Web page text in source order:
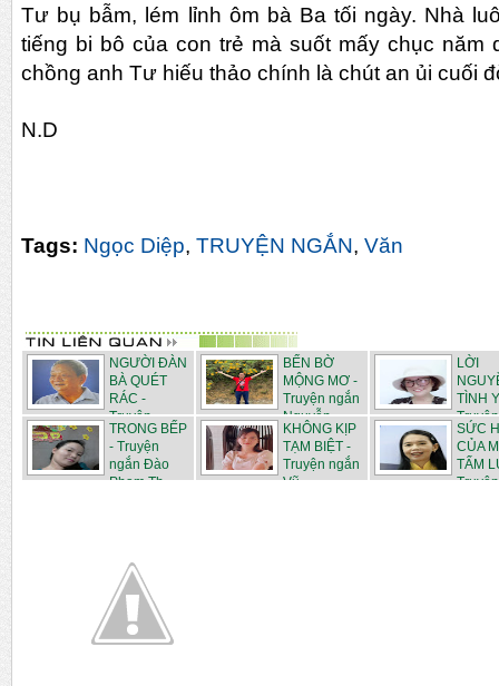
Tư bụ bẫm, lém lỉnh ôm bà Ba tối ngày. Nhà
tiếng bi bô của con trẻ mà suốt mấy chục năm
chồng anh Tư hiếu thảo chính là chút an ủi cuối
N.D
Tags: Ngọc Diệp, TRUYỆN NGẮN, Văn
NGƯỜI ĐÀN
BÀ QUÉT
RÁC -
Truyện
ngắn...
BẾN BỜ
MỘNG MƠ -
Truyện ngắn
Nguyễn...
LỜI
TÌNH
TRONG BẾP
- Truyện
ngắn Đào
Phạm Th...
KHÔNG KỊP
TẠM BIỆT -
Truyện ngắn
Vũ...
SỨC
CỦA
TẤM